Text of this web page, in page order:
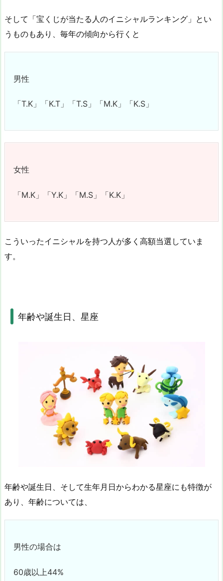
そして「宝くじが当たる人のイニシャルランキング」とい
うものもあり、毎年の傾向から行くと
男性
「T.K」「K.T」「T.S」「M.K」「K.S」
女性
「M.K」「Y.K」「M.S」「K.K」
こういったイニシャルを持つ人が多く高額当選していま
す。
年齢や誕生日、星座
年齢や誕生日、そして生年月日からわかる星座にも特徴が
あり、年齢については、
男性の場合は
60歳以上44%